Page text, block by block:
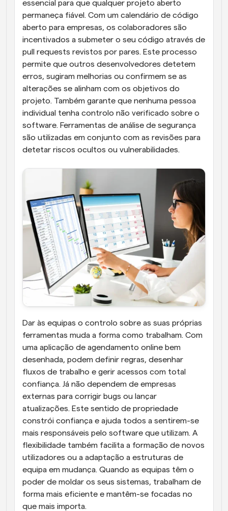
essencial para que qualquer projeto aberto
permaneça fiável. Com um calendário de código
aberto para empresas, os colaboradores são
incentivados a submeter o seu código através de
pull requests revistos por pares. Este processo
permite que outros desenvolvedores detetem
erros, sugiram melhorias ou confirmem se as
alterações se alinham com os objetivos do
projeto. Também garante que nenhuma pessoa
individual tenha controlo não verificado sobre o
software. Ferramentas de análise de segurança
são utilizadas em conjunto com as revisões para
detetar riscos ocultos ou vulnerabilidades.
Dar às equipas o controlo sobre as suas próprias
ferramentas muda a forma como trabalham. Com
uma aplicação de agendamento online bem
desenhada, podem definir regras, desenhar
fluxos de trabalho e gerir acessos com total
confiança. Já não dependem de empresas
externas para corrigir bugs ou lançar
atualizações. Este sentido de propriedade
constrói confiança e ajuda todos a sentirem-se
mais responsáveis pelo software que utilizam. A
flexibilidade também facilita a formação de novos
utilizadores ou a adaptação a estruturas de
equipa em mudança. Quando as equipas têm o
poder de moldar os seus sistemas, trabalham de
forma mais eficiente e mantêm-se focadas no
que mais importa.